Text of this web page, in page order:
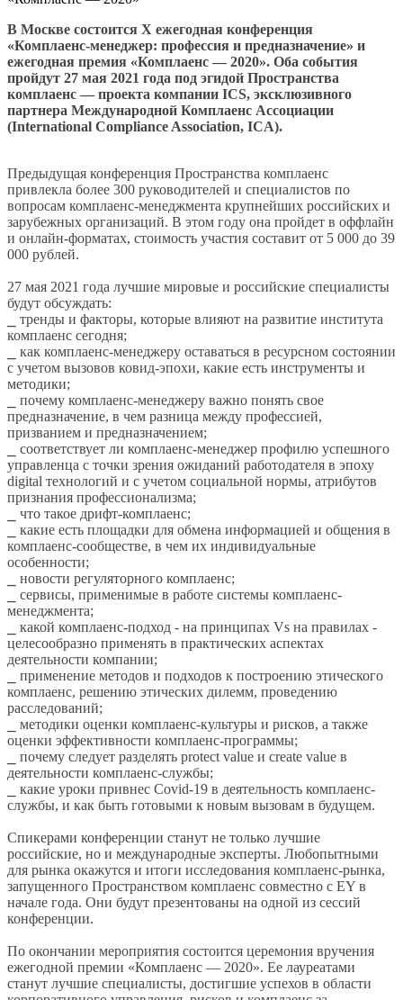
В Москве состоится X ежегодная конференция
«Комплаенс-менеджер: профессия и предназначение» и
ежегодная премия «Комплаенс — 2020». Оба события
пройдут 27 мая 2021 года под эгидой Пространства
комплаенс — проекта компании ICS, эксклюзивного
партнера Международной Комплаенс Ассоциации
(International Compliance Association, ICA).
Предыдущая конференция Пространства комплаенс
привлекла более 300 руководителей и специалистов по
вопросам комплаенс-менеджмента крупнейших российских и
зарубежных организаций. В этом году она пройдет в оффлайн
и онлайн-форматах, стоимость участия составит от 5 000 до 39
000 рублей.
27 мая 2021 года лучшие мировые и российские специалисты
будут обсуждать:
⎯ тренды и факторы, которые влияют на развитие института
комплаенс сегодня;
⎯ как комплаенс-менеджеру оставаться в ресурсном состоянии
с учетом вызовов ковид-эпохи, какие есть инструменты и
методики;
⎯ почему комплаенс-менеджеру важно понять свое
предназначение, в чем разница между профессией,
призванием и предназначением;
⎯ соответствует ли комплаенс-менеджер профилю успешного
управленца с точки зрения ожиданий работодателя в эпоху
digital технологий и с учетом социальной нормы, атрибутов
признания профессионализма;
⎯ что такое дрифт-комплаенс;
⎯ какие есть площадки для обмена информацией и общения в
комплаенс-сообществе, в чем их индивидуальные
особенности;
⎯ новости регуляторного комплаенс;
⎯ сервисы, применимые в работе системы комплаенс-
менеджмента;
⎯ какой комплаенс-подход - на принципах Vs на правилах -
целесообразно применять в практических аспектах
деятельности компании;
⎯ применение методов и подходов к построению этического
комплаенс, решению этических дилемм, проведению
расследований;
⎯ методики оценки комплаенс-культуры и рисков, а также
оценки эффективности комплаенс-программы;
⎯ почему следует разделять protect value и create value в
деятельности комплаенс-службы;
⎯ какие уроки привнес Covid-19 в деятельность комплаенс-
службы, и как быть готовыми к новым вызовам в будущем.
Спикерами конференции станут не только лучшие
российские, но и международные эксперты. Любопытными
для рынка окажутся и итоги исследования комплаенс-рынка,
запущенного Пространством комплаенс совместно с EY в
начале года. Они будут презентованы на одной из сессий
конференции.
По окончании мероприятия состоится церемония вручения
ежегодной премии «Комплаенс — 2020». Ее лауреатами
станут лучшие специалисты, достигшие успехов в области